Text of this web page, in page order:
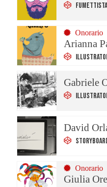
Onorario
Arianna
Gabriele
David
Onorario
Giulia